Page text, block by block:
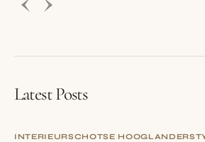
Latest Posts
INTERIEURSCHOTSE HOOGLANDER